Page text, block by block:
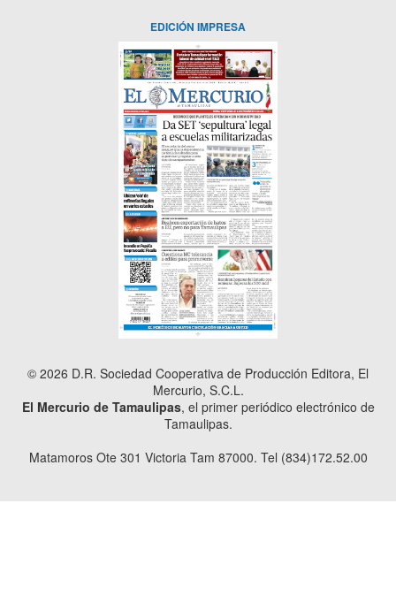
EDICIÓN IMPRESA
© 2026 D.R. Sociedad Cooperativa de Producción Editora, El
Mercurio, S.C.L.
El Mercurio de Tamaulipas, el primer periódico electrónico de
Tamaulipas.
Matamoros Ote 301 Victoria Tam 87000. Tel (834)172.52.00